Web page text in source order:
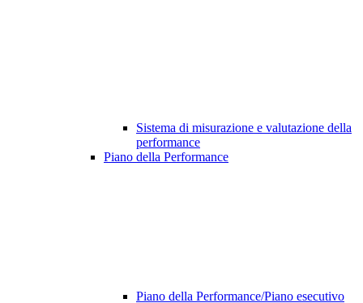
Sistema di misurazione e valutazione della
performance
Piano della Performance
Piano della Performance/Piano esecutivo